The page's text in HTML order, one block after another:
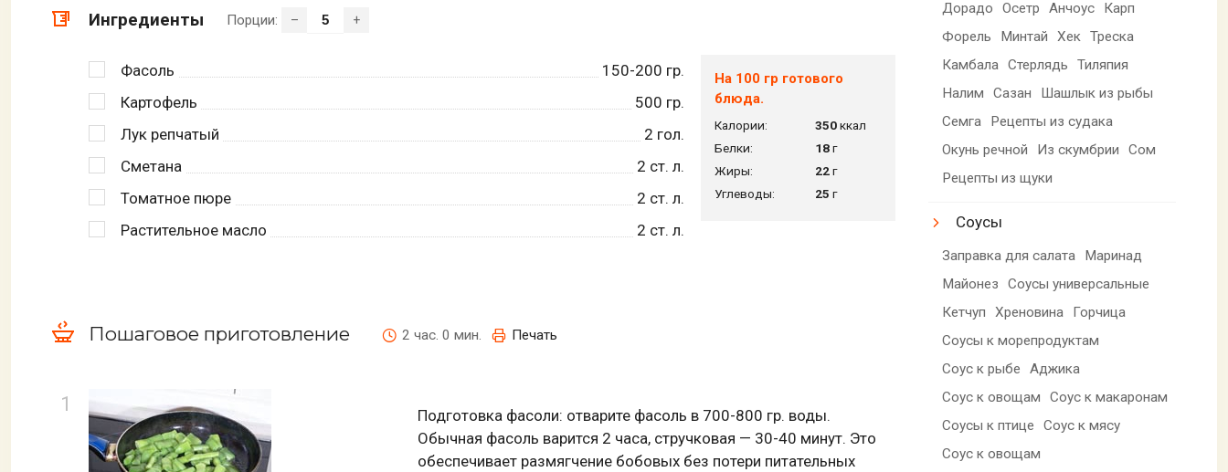
Ингредиенты Порции: – +
Фасоль 150-200 гр.
Картофель
500 гр.
Лук репчатый
2 гол.
Сметана
2 ст. л.
Томатное пюре
2 ст. л.
Растительное масло
2 ст. л.
На 100 гр готового
блюда.
Калории: 350ккал
Белки:
18г
Жиры:
22г
Углеводы:
25 г
Пошаговое приготовление 2 час. 0 мин. Печать
Подготовка фасоли: отварите фасоль в 700-800 гр. воды.
Обычная фасоль варится 2 часа, стручковая — 30-40 минут. Это
обеспечивает размягчение бобовых без потери питательных
Дорадо
Осетр Анчоус
Карп
Форель
Минтай Хек Треска
Камбала Стерлядь
Тиляпия
Налим
Сазан
Шашлык из рыбы
Семга
Рецепты из судака
Окунь речной
Из скумбрии
Сом
Рецепты из щуки
Соусы
Заправка для салата
Маринад
Майонез
Соусы универсальные
Кетчуп
Хреновина
Горчица
Соусы к морепродуктам
Соус к рыбе
Аджика
Соус к овощам
Соус к макаронам
Соусы к птице
Соус к мясу
Соус к овощам